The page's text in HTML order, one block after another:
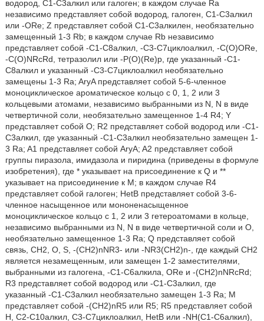
водород, C1-C3алкил или галоген; в каждом случае Ra
независимо представляет собой водород, галоген, C1-C3алкил
или -ORe; Z представляет собой C1-C3алкилен, необязательно
замещенный 1-3 Rb; в каждом случае Rb независимо
представляет собой -C1-C8алкил, -C3-C7циклоалкил, -C(O)ORe,
-C(O)NRcRd, тетразолил или -P(O)(Re)p, где указанный -C1-
C8алкил и указанный -C3-C7циклоалкил необязательно
замещены 1-3 Ra; AryA представляет собой 5-6-членное
моноциклическое ароматическое кольцо с 0, 1, 2 или 3
кольцевыми атомами, независимо выбранными из N, N в виде
четвертичной соли, необязательно замещенное 1-4 R4; Y
представляет собой O; R2 представляет собой водород или -C1-
C3алкил, где указанный -C1-C3алкил необязательно замещен 1-
3 Ra; A1 представляет собой AryA; A2 представляет собой
группы пиразола, имидазола и пиридина (приведены в формуле
изобретения), где * указывает на присоединение к Q и **
указывает на присоединение к M; в каждом случае R4
представляет собой галоген; HetB представляет собой 3-6-
членное насыщенное или мононенасыщенное
моноциклическое кольцо с 1, 2 или 3 гетероатомами в кольце,
независимо выбранными из N, N в виде четвертичной соли и O,
необязательно замещенное 1-3 Ra; Q представляет собой
связь, CH2, O, S, -(CH2)nNR3- или -NR3(CH2)n-, где каждый CH2
является незамещенным, или замещен 1-2 заместителями,
выбранными из галогена, -C1-C6алкила, ORe и -(CH2)nNRcRd;
R3 представляет собой водород или -C1-C3алкил, где
указанный -C1-C3алкил необязательно замещен 1-3 Ra; M
представляет собой -(CH2)nR5 или R5; R5 представляет собой
H, C2-C10алкил, C3-C7циклоалкил, HetB или -NH(C1-C6алкил),